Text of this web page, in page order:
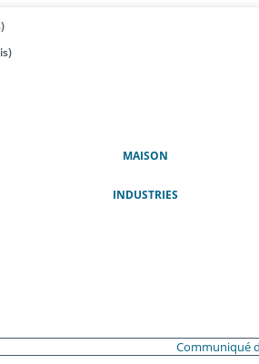
MAISON(ACTUEL)
INDUSTRIES
Communiqué